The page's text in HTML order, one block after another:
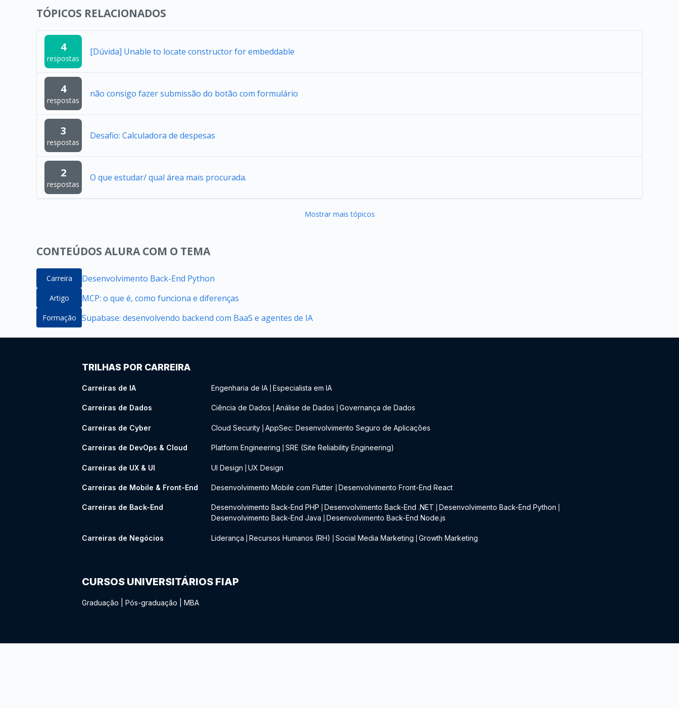
TÓPICOS RELACIONADOS
4
respostas
[Dúvida] Unable to locate constructor for embeddable
4
respostas
não consigo fazer submissão do botão com formulário
3
respostas
Desafio: Calculadora de despesas
2
respostas
O que estudar/ qual área mais procurada.
Mostrar mais tópicos
CONTEÚDOS ALURA COM O TEMA
Carreira Desenvolvimento Back-End Python
Artigo MCP: o que é, como funciona e diferenças
Formação Supabase: desenvolvendo backend com BaaS e agentes de IA
TRILHAS POR CARREIRA
Carreiras de IA Engenharia de IA Especialista em IA
Carreiras de Dados Ciência de Dados Análise de Dados Governança de Dados
Carreiras de Cyber Cloud Security AppSec: Desenvolvimento Seguro de Aplicações
Carreiras de DevOps & Cloud Platform Engineering SRE (Site Reliability Engineering)
Carreiras de UX & UI UI Design UX Design
Carreiras de Mobile & Front-End Desenvolvimento Mobile com Flutter Desenvolvimento Front-End React
Carreiras de Back-End Desenvolvimento Back-End PHP Desenvolvimento Back-End .NET Desenvolvimento Back-End Python
Desenvolvimento Back-End Java Desenvolvimento Back-End Node.js
Carreiras de Negócios Liderança Recursos Humanos (RH) Social Media Marketing Growth Marketing
CURSOS UNIVERSITÁRIOS FIAP
Graduação Pós-graduação MBA